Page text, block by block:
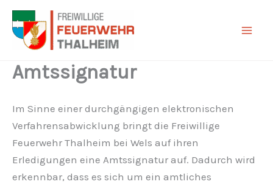
Zum
Inhalt
springen
Amtssignatur
Im Sinne einer durchgängigen elektronischen
Verfahrensabwicklung bringt die Freiwillige
Feuerwehr Thalheim bei Wels auf ihren
Erledigungen eine Amtssignatur auf. Dadurch wird
erkennbar, dass es sich um ein amtliches